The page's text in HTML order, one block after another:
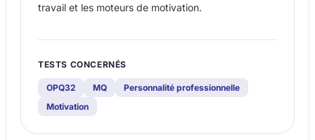
travail et les moteurs de motivation.
TESTS CONCERNÉS
OPQ32 MQ
Personnalité professionnelle
Motivation